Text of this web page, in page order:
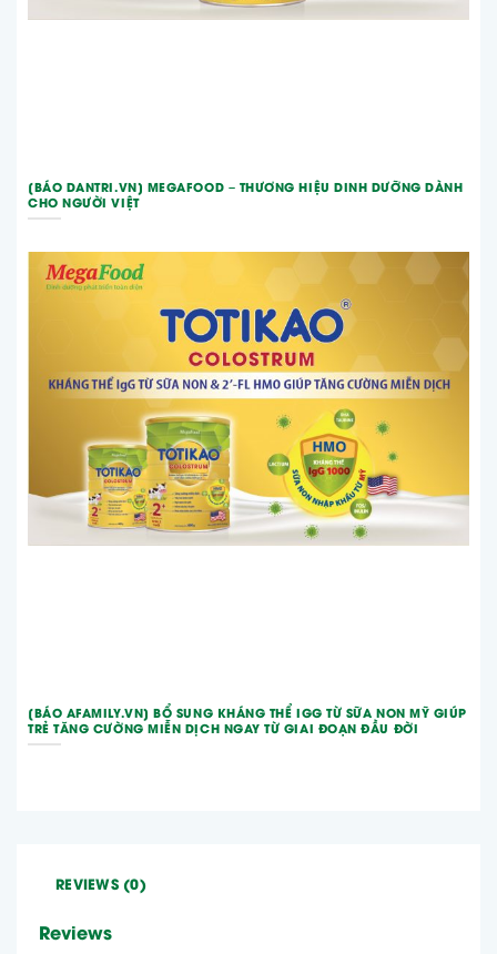
[BÁO DANTRI.VN] MEGAFOOD – THƯƠNG HIỆU DINH DƯỠNG DÀNH
CHO NGƯỜI VIỆT
[BÁO AFAMILY.VN] BỔ SUNG KHÁNG THỂ IGG TỪ SỮA NON MỸ GIÚP
TRẺ TĂNG CƯỜNG MIỄN DỊCH NGAY TỪ GIAI ĐOẠN ĐẦU ĐỜI
REVIEWS (0)
Reviews